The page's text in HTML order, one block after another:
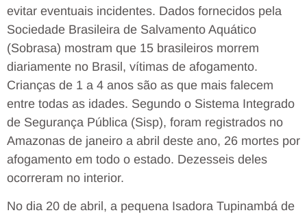
evitar eventuais incidentes. Dados fornecidos pela
Sociedade Brasileira de Salvamento Aquático
(Sobrasa) mostram que 15 brasileiros morrem
diariamente no Brasil, vítimas de afogamento.
Crianças de 1 a 4 anos são as que mais falecem
entre todas as idades. Segundo o Sistema Integrado
de Segurança Pública (Sisp), foram registrados no
Amazonas de janeiro a abril deste ano, 26 mortes por
afogamento em todo o estado. Dezesseis deles
ocorreram no interior.
No dia 20 de abril, a pequena Isadora Tupinambá de